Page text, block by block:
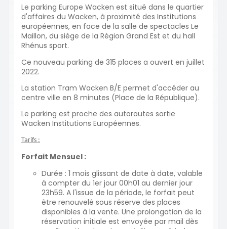
Le parking Europe Wacken est situé dans le quartier
d'affaires du Wacken, à proximité des Institutions
européennes, en face de la salle de spectacles Le
Maillon, du siège de la Région Grand Est et du hall
Rhénus sport.
Ce nouveau parking de 315 places a ouvert en juillet
2022.
La station Tram Wacken B/E permet d'accéder au
centre ville en 8 minutes (Place de la République).
Le parking est proche des autoroutes sortie
Wacken Institutions Européennes.
Tarifs :
Forfait Mensuel :
Durée : 1 mois glissant de date à date, valable
à compter du 1er jour 00h01 au dernier jour
23h59. A l'issue de la période, le forfait peut
être renouvelé sous réserve des places
disponibles à la vente. Une prolongation de la
réservation initiale est envoyée par mail dès